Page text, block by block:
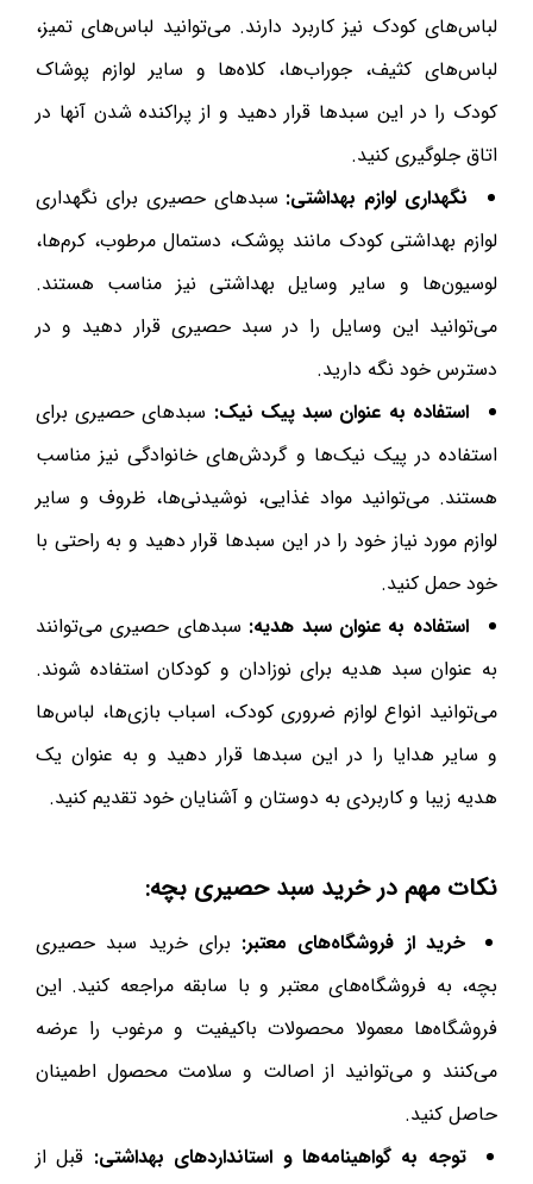
لباس‌های کودک نیز کاربرد دارند. می‌توانید لباس‌های تمیز،
لباس‌های کثیف، جوراب‌ها، کلاه‌ها و سایر لوازم پوشاک
کودک را در این سبدها قرار دهید و از پراکنده شدن آنها در
اتاق جلوگیری کنید.
نگهداری لوازم بهداشتی: سبدهای حصیری برای نگهداری
لوازم بهداشتی کودک مانند پوشک، دستمال مرطوب، کرم‌ها،
لوسیون‌ها و سایر وسایل بهداشتی نیز مناسب هستند.
می‌توانید این وسایل را در سبد حصیری قرار دهید و در
دسترس خود نگه دارید.
استفاده به عنوان سبد پیک نیک: سبدهای حصیری برای
استفاده در پیک نیک‌ها و گردش‌های خانوادگی نیز مناسب
هستند. می‌توانید مواد غذایی، نوشیدنی‌ها، ظروف و سایر
لوازم مورد نیاز خود را در این سبدها قرار دهید و به راحتی با
خود حمل کنید.
استفاده به عنوان سبد هدیه: سبدهای حصیری می‌توانند
به عنوان سبد هدیه برای نوزادان و کودکان استفاده شوند.
می‌توانید انواع لوازم ضروری کودک، اسباب بازی‌ها، لباس‌ها
و سایر هدایا را در این سبدها قرار دهید و به عنوان یک
هدیه زیبا و کاربردی به دوستان و آشنایان خود تقدیم کنید.
نکات مهم در خرید سبد حصیری بچه:
خرید از فروشگاه‌های معتبر: برای خرید سبد حصیری
بچه، به فروشگاه‌های معتبر و با سابقه مراجعه کنید. این
فروشگاه‌ها معمولا محصولات باکیفیت و مرغوب را عرضه
می‌کنند و می‌توانید از اصالت و سلامت محصول اطمینان
حاصل کنید.
توجه به گواهینامه‌ها و استانداردهای بهداشتی: قبل از